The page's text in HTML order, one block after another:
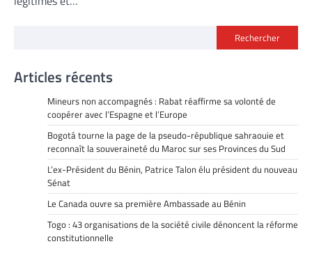
Rechercher
Articles récents
Mineurs non accompagnés : Rabat réaffirme sa volonté de
coopérer avec l’Espagne et l’Europe
Bogotá tourne la page de la pseudo-république sahraouie et
reconnaît la souveraineté du Maroc sur ses Provinces du Sud
L’ex-Président du Bénin, Patrice Talon élu président du nouveau
Sénat
Le Canada ouvre sa première Ambassade au Bénin
Togo : 43 organisations de la société civile dénoncent la réforme
constitutionnelle